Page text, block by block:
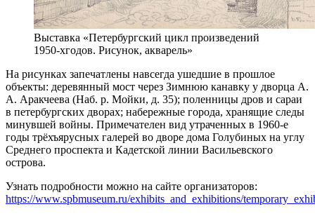
Выставка «Петербургский цикл произведений
1950-хгодов. Рисунок, акварель»
На рисунках запечатлены навсегда ушедшие в прошлое
объекты: деревянный мост через Зимнюю канавку у дворца А.
А. Аракчеева (Наб. р. Мойки, д. 35); поленницы дров и сараи
в петербургских дворах; набережные города, хранящие следы
минувшей войны. Примечателен вид утраченных в 1960-е
годы трёхъярусных галерей во дворе дома Голубиных на углу
Среднего проспекта и Кадетской линии Васильевского
острова.
Узнать подробности можно на сайте организаторов:
https://www.spbmuseum.ru/exhibits_and_exhibitions/